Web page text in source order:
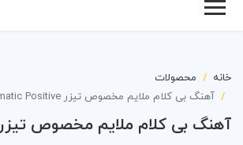
خانه
محصولات
آهنگ بی کلام ملایم مخصوص تیزر A Cinematic Positive